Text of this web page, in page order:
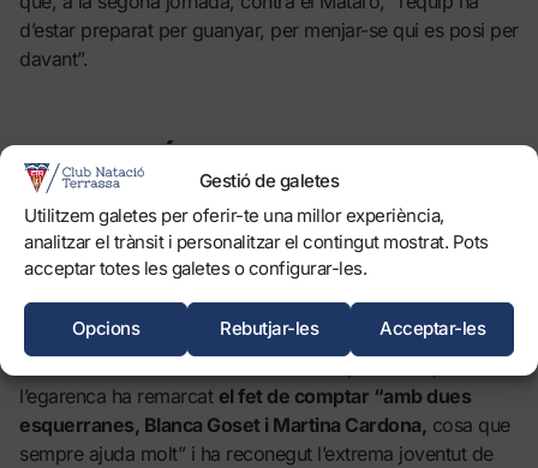
Gestió de galetes
Utilitzem galetes per oferir-te una millor experiència,
analitzar el trànsit i personalitzar el contingut mostrat. Pots
acceptar totes les galetes o configurar-les.
Acceptar-les
Rebutjar-les
Opcions
d’estar preparat per guanyar, per menjar-se qui es posi per
davant”.
AMB AMBICIÓ
Tant Olga Descalzi com Claudia Abad han transmès
l’ambició del grup de cara a la nova temporada.
ha manifestat que les jugadores “sempre busquen el
màxim”, sent conscients que els quatre primers de la lliga
l’egarenca ha remarcat el fet de comptar “amb dues
esquerranes, Blanca Goset i Martina Cardona, cosa que
sempre ajuda molt” i ha reconegut l’extrema joventut de